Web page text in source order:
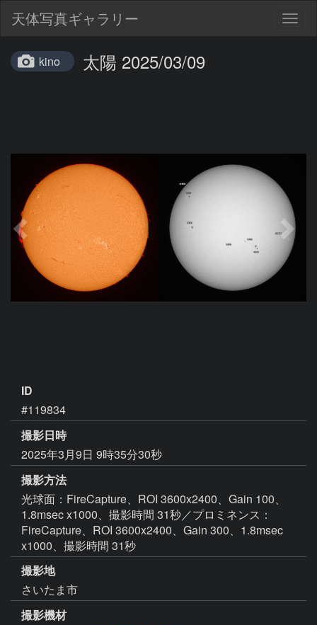
天体写真ギャラリー
kino 太陽 2025/03/09
ID
#119834
撮影日時
2025年3月9日 9時35分30秒
撮影方法
光球面：FireCapture、ROI 3600x2400、Gain 100、
1.8msec x1000、撮影時間 31秒／プロミネンス：
FireCapture、ROI 3600x2400、Gain 300、1.8msec
x1000、撮影時間 31秒
撮影地
さいたま市
撮影機材